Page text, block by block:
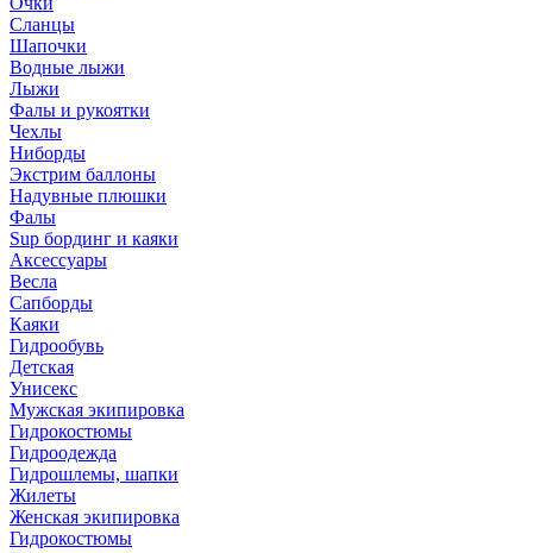
Сланцы
Шапочки
Водные лыжи
Лыжи
Фалы и рукоятки
Чехлы
Ниборды
Экстрим баллоны
Надувные плюшки
Фалы
Sup бординг и каяки
Аксессуары
Весла
Сапборды
Каяки
Гидрообувь
Детская
Унисекс
Мужская экипировка
Гидрокостюмы
Гидроодежда
Гидрошлемы, шапки
Жилеты
Женская экипировка
Гидрокостюмы